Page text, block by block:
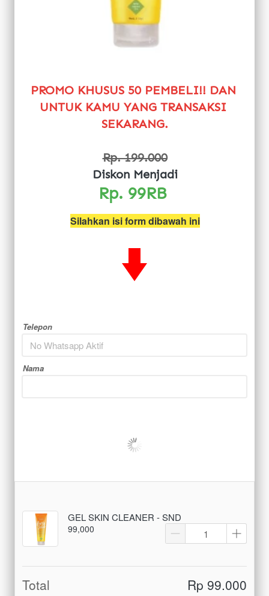
PROMO KHUSUS 50 PEMBELI!! DAN
UNTUK KAMU YANG TRANSAKSI
SEKARANG.
Rp. 199.000
Diskon Menjadi
Rp. 99RB
Silahkan isi form dibawah ini
Telepon
Nama
GEL SKIN CLEANER - SND
99,000
Total Rp 99.000